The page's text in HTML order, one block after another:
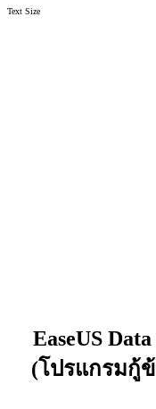
Text Size
EaseUS
(โปรแกรมกู้